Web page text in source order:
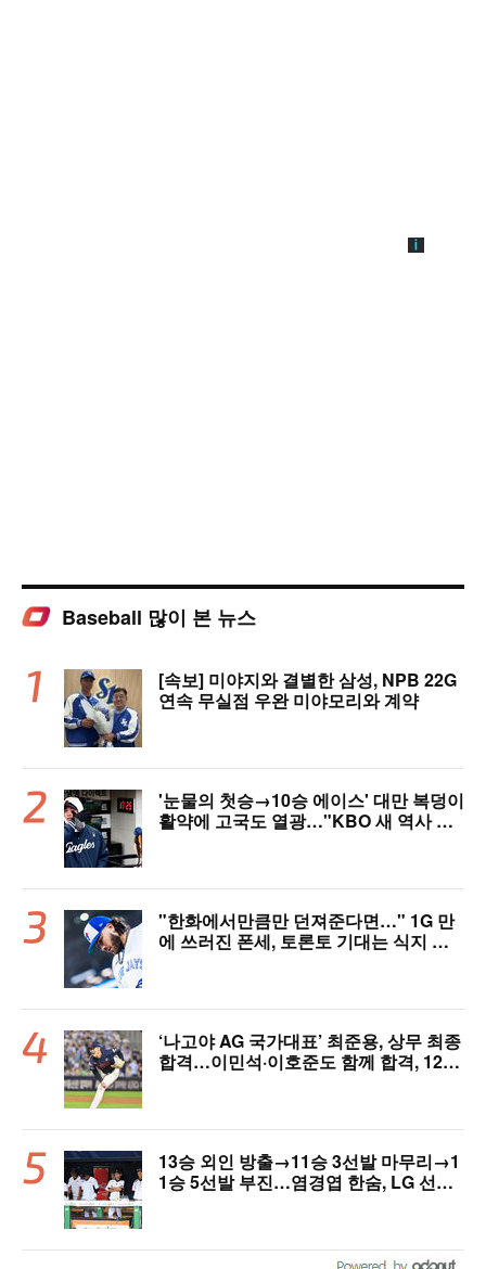
Baseball 많이 본 뉴스
[속보] 미야지와 결별한 삼성, NPB 22G
연속 무실점 우완 미야모리와 계약
'눈물의 첫승→10승 에이스' 대만 복덩이
활약에 고국도 열광…"KBO 새 역사 썼
"한화에서만큼만 던져준다면…" 1G 만
에 쓰러진 폰세, 토론토 기대는 식지 않
‘나고야 AG 국가대표’ 최준용, 상무 최종
합격…이민석·이호준도 함께 합격, 12월
13승 외인 방출→11승 3선발 마무리→1
1승 5선발 부진…염경엽 한숨, LG 선발